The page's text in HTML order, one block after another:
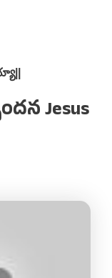
Jesus